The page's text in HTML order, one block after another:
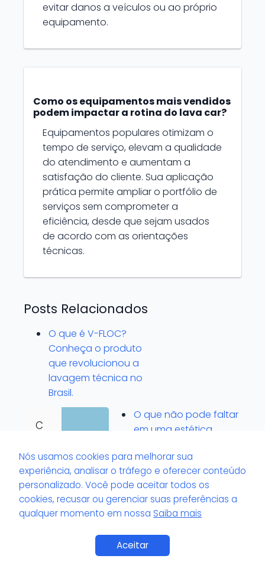
evitar danos a veículos ou ao próprio
equipamento.
Como os equipamentos mais vendidos
podem impactar a rotina do lava car?
Equipamentos populares otimizam o
tempo de serviço, elevam a qualidade
do atendimento e aumentam a
satisfação do cliente. Sua aplicação
prática permite ampliar o portfólio de
serviços sem comprometer a
eficiência, desde que sejam usados
de acordo com as orientações
técnicas.
Posts Relacionados
O que é V-FLOC?
Conheça o produto
que revolucionou a
lavagem técnica no
Brasil.
O que não pode faltar
em uma estética
profissional.
C
m
o
m
o
nt
ar
Nós usamos cookies para melhorar sua
experiência, analisar o tráfego e oferecer conteúdo
personalizado. Você pode aceitar todos os
cookies, recusar ou gerenciar suas preferências a
qualquer momento em nossa Saiba mais
Aceitar